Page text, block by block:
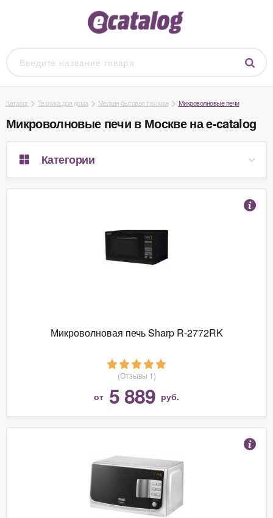
Каталог Техника для дома Мелкая бытовая техника Микроволновые печи
Микроволновые печи в Москве на e-catalog
Категории
Микроволновая печь Sharp R-2772RK
(Отзывы 1)
от 5 889 руб.